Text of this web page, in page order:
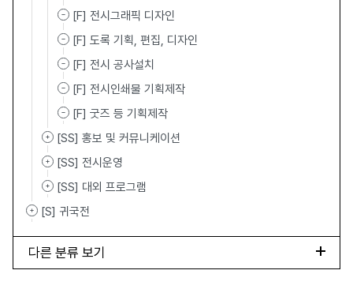
[F] 전시그래픽 디자인
[F] 도록 기획, 편집, 디자인
[F] 전시 공사설치
[F] 전시인쇄물 기획제작
[F] 굿즈 등 기획제작
[SS] 홍보 및 커뮤니케이션
[SS] 전시운영
[SS] 대외 프로그램
[S] 귀국전
다른 분류 보기